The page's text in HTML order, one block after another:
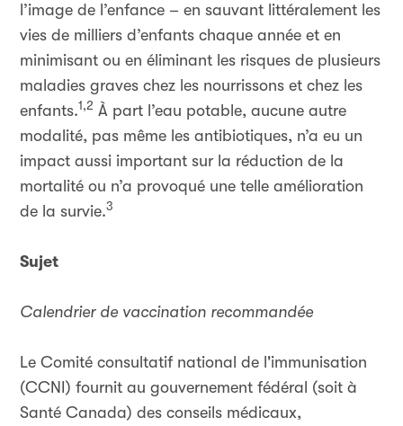
l’image de l’enfance – en sauvant littéralement les
vies de milliers d’enfants chaque année et en
minimisant ou en éliminant les risques de plusieurs
maladies graves chez les nourrissons et chez les
enfants.1,2 À part l’eau potable, aucune autre
modalité, pas même les antibiotiques, n’a eu un
impact aussi important sur la réduction de la
mortalité ou n’a provoqué une telle amélioration
de la survie.3
Sujet
Calendrier de vaccination recommandée
Le Comité consultatif national de l'immunisation
(CCNI) fournit au gouvernement fédéral (soit à
Santé Canada) des conseils médicaux,